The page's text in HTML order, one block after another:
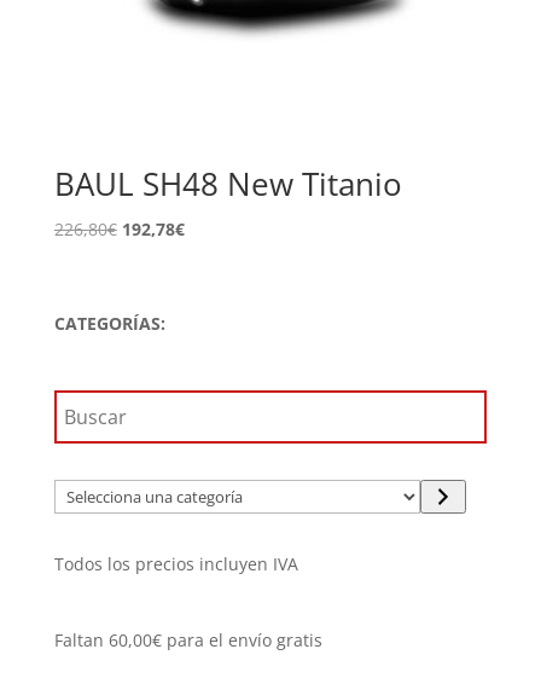
BAUL SH48 New Titanio
226,80€ El
era:
192,78€El
CATEGORÍAS:
Selecciona
una
Todos los precios incluyen IVA
Faltan 60,00€para el envío gratis